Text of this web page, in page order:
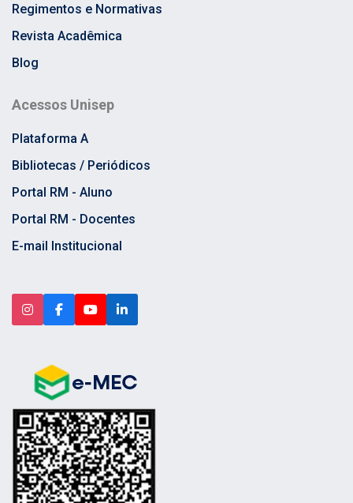
Regimentos e Normativas
Revista Acadêmica
Blog
Acessos Unisep
Plataforma A
Bibliotecas / Periódicos
Portal RM - Aluno
Portal RM - Docentes
E-mail Institucional